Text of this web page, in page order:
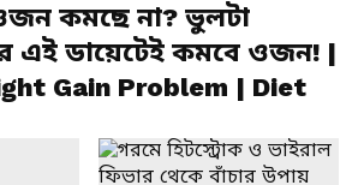
কমছে না? ভুলটা
এই ডায়েটেই কমবে ওজন! |
Gain Problem | Diet